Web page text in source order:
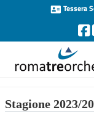
Tessera
Stagione 2023/